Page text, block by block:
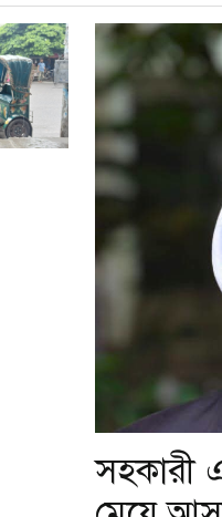
সহকারী